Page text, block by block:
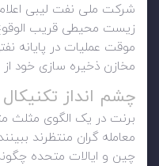
شرکت ملی نفت لیبی
زیست محیطی قریب
موقت عملیات در پایانه
مخازن ذخیره سازی خود
چشم انداز تکنیکال
برنت در یک الگوی مثلث
معامله گران منتظرند
چین و ایالات متحده